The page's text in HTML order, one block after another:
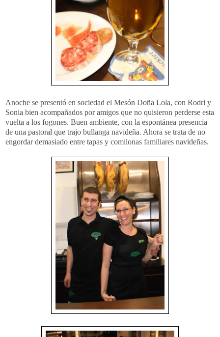
Anoche se presentó en sociedad el Mesón Doña Lola, con Rodri y
Sonia bien acompañados por amigos que no quisieron perderse esta
vuelta a los fogones. Buen ambiente, con la espontánea presencia
de una pastoral que trajo bullanga navideña. Ahora se trata de no
engordar demasiado entre tapas y comilonas familiares navideñas.